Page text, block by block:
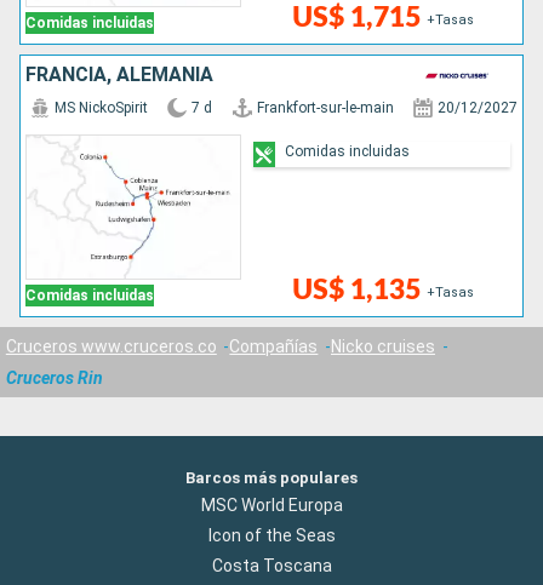
Comidas incluidas US$ 1,715 +Tasas
FRANCIA, ALEMANIA
Comidas incluidas
MS NickoSpirit 7 d Frankfort-sur-le-main 20/12/2027
US$ 1,135 +Tasas
Comidas incluidas
Cruceros www.cruceros.co Compañías
Nicko cruises
Cruceros Rin
Barcos más populares
MSC World Europa
Icon of the Seas
Costa Toscana